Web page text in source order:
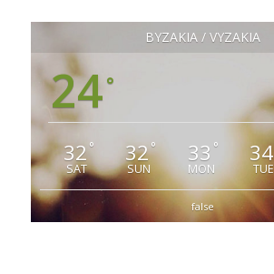
ΒΥΖΑΚΙΑ / VYZAKIA
24°
32°
SAT
32°
SUN
33 °
MON
34
TUE
false